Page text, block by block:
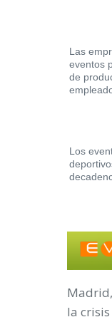
Las
eventos
de
Los
la